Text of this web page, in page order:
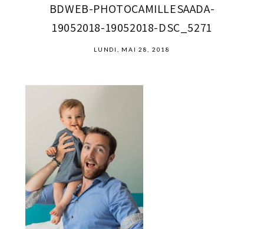
BDWEB-PHOTOCAMILLESAADA-
19052018-19052018-DSC_5271
LUNDI, MAI 28, 2018